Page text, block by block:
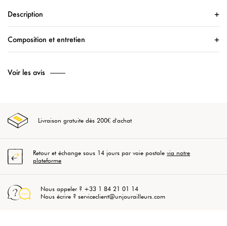
Description
Composition et entretien
Voir les avis
Livraison gratuite dès 200€ d'achat
Retour et échange sous 14 jours par voie postalevia notre
plateforme
Nous appeler ? +33 1 84 21 01 14
Nous écrire ? serviceclient@unjourailleurs.com